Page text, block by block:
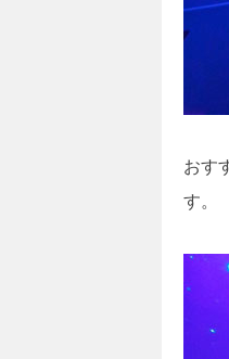
おす
す。